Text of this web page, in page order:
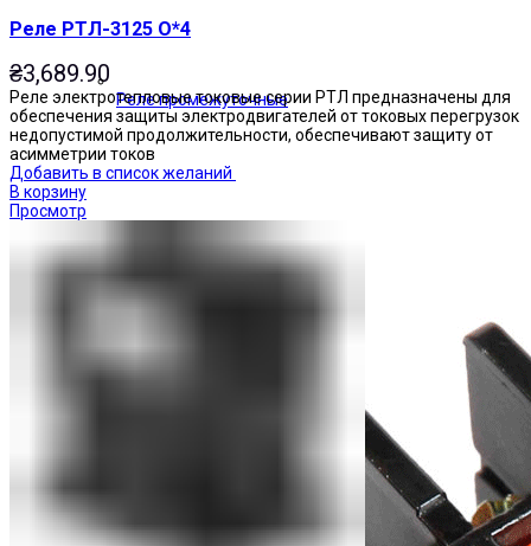
Реле промежуточные
Реле РТЛ-3125 О*4
₴3,689.90
Реле электротепловые токовые серии РТЛ предназначены для
обеспечения защиты электродвигателей от токовых перегрузок
недопустимой продолжительности, обеспечивают защиту от
асимметрии токов
Добавить в список желаний
В корзину
Просмотр